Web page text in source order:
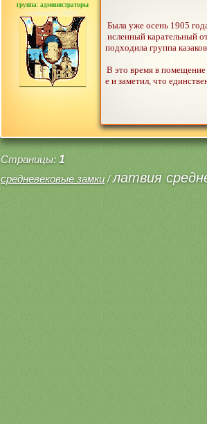
группа: администраторы
сообщений: 30442
Была уже осень 1905
исленный карательный
подходила группа
В это время в помещение
е и заметил, что
Страницы: 1
средневековые замки/латвия